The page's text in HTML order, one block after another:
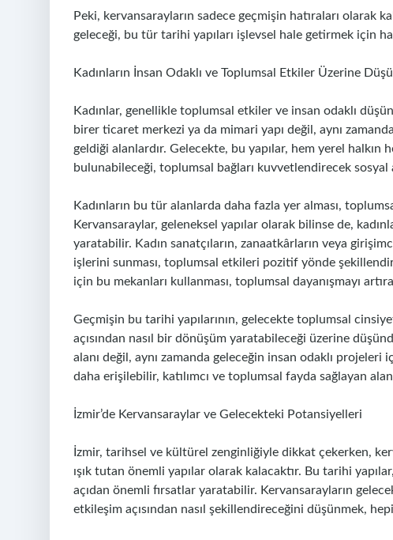
Peki, kervansarayların sadece geçmişin hatıraları olarak
geleceği, bu tür tarihi yapıları işlevsel hale getirmek için
Kadınların İnsan Odaklı ve Toplumsal Etkiler Üzerine
Kadınlar, genellikle toplumsal etkiler ve insan odaklı
birer ticaret merkezi ya da mimari yapı değil, aynı
geldiği alanlardır. Gelecekte, bu yapılar, hem yerel halkın
bulunabileceği, toplumsal bağları kuvvetlendirecek
Kadınların bu tür alanlarda daha fazla yer alması,
Kervansaraylar, geleneksel yapılar olarak bilinse de,
yaratabilir. Kadın sanatçıların, zanaatkârların veya
işlerini sunması, toplumsal etkileri pozitif yönde
için bu mekanları kullanması, toplumsal dayanışmayı
Geçmişin bu tarihi yapılarının, gelecekte toplumsal
açısından nasıl bir dönüşüm yaratabileceği üzerine
alanı değil, aynı zamanda geleceğin insan odaklı projeleri
daha erişilebilir, katılımcı ve toplumsal fayda sağlayan
İzmir’de Kervansaraylar ve Gelecekteki Potansiyelleri
İzmir, tarihsel ve kültürel zenginliğiyle dikkat çekerken,
ışık tutan önemli yapılar olarak kalacaktır. Bu tarihi
açıdan önemli fırsatlar yaratabilir. Kervansarayların
etkileşim açısından nasıl şekillendireceğini düşünmek,